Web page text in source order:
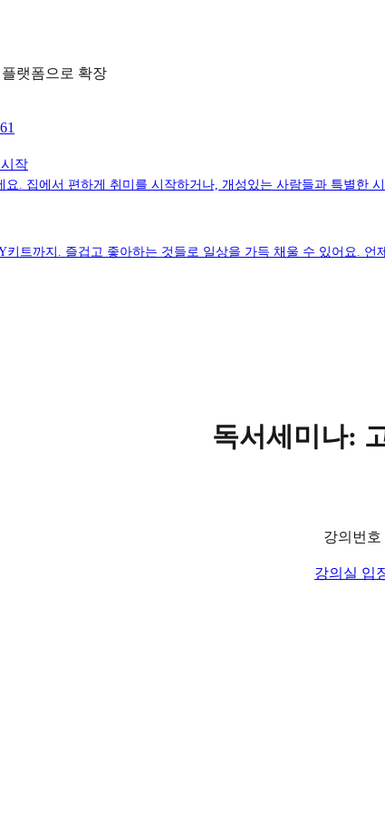
랫폼으로 확장
작
. 집에서 편하게 취미를 시작하거나, 개성있는 사람들과 특별한
트까지. 즐겁고 좋아하는 것들로 일상을 가득 채울 수 있어요. 언
독서세미나:
강의번호
강의실 입